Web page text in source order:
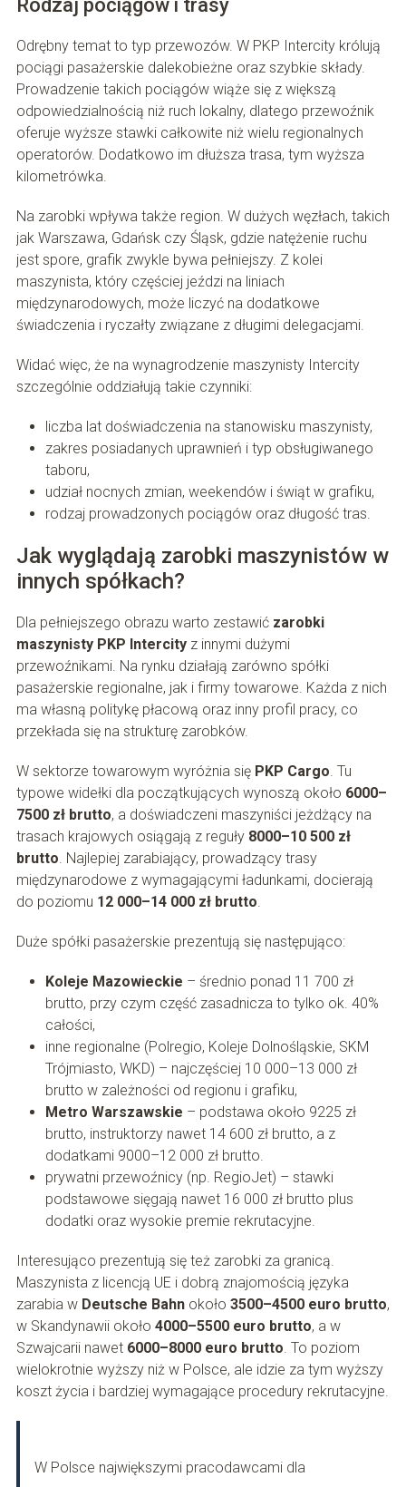
Rodzaj pociągów i trasy
Odrębny temat to typ przewozów. W PKP Intercity królują
pociągi pasażerskie dalekobieżne oraz szybkie składy.
Prowadzenie takich pociągów wiąże się z większą
odpowiedzialnością niż ruch lokalny, dlatego przewoźnik
oferuje wyższe stawki całkowite niż wielu regionalnych
operatorów. Dodatkowo im dłuższa trasa, tym wyższa
kilometrówka.
Na zarobki wpływa także region. W dużych węzłach, takich
jak Warszawa, Gdańsk czy Śląsk, gdzie natężenie ruchu
jest spore, grafik zwykle bywa pełniejszy. Z kolei
maszynista, który częściej jeździ na liniach
międzynarodowych, może liczyć na dodatkowe
świadczenia i ryczałty związane z długimi delegacjami.
Widać więc, że na wynagrodzenie maszynisty Intercity
szczególnie oddziałują takie czynniki:
liczba lat doświadczenia na stanowisku maszynisty,
zakres posiadanych uprawnień i typ obsługiwanego
taboru,
udział nocnych zmian, weekendów i świąt w grafiku,
rodzaj prowadzonych pociągów oraz długość tras.
Jak wyglądają zarobki maszynistów w
innych spółkach?
Dla pełniejszego obrazu warto zestawić zarobki
maszynisty PKP Intercityz innymi dużymi
przewoźnikami. Na rynku działają zarówno spółki
pasażerskie regionalne, jak i firmy towarowe. Każda z nich
ma własną politykę płacową oraz inny profil pracy, co
przekłada się na strukturę zarobków.
W sektorze towarowym wyróżnia się PKP Cargo. Tu
typowe widełki dla początkujących wynoszą około 6000–
7500 zł brutto, a doświadczeni maszyniści jeżdżący na
trasach krajowych osiągają z reguły 8000–10 500 zł
brutto. Najlepiej zarabiający, prowadzący trasy
międzynarodowe z wymagającymi ładunkami, docierają
do poziomu 12 000–14 000 zł brutto.
Duże spółki pasażerskie prezentują się następująco:
Koleje Mazowieckie – średnio ponad 11 700 zł
brutto, przy czym część zasadnicza to tylko ok. 40%
całości,
inne regionalne (Polregio, Koleje Dolnośląskie, SKM
Trójmiasto, WKD) – najczęściej 10 000–13 000 zł
brutto w zależności od regionu i grafiku,
Metro Warszawskie – podstawa około 9225 zł
brutto, instruktorzy nawet 14 600 zł brutto, a z
dodatkami 9000–12 000 zł brutto.
prywatni przewoźnicy (np. RegioJet) – stawki
podstawowe sięgają nawet 16 000 zł brutto plus
dodatki oraz wysokie premie rekrutacyjne.
Interesująco prezentują się też zarobki za granicą.
Maszynista z licencją UE i dobrą znajomością języka
zarabia w Deutsche Bahnokoło 3500–4500 euro brutto,
w Skandynawii około 4000–5500 euro brutto, a w
Szwajcarii nawet 6000–8000 euro brutto. To poziom
wielokrotnie wyższy niż w Polsce, ale idzie za tym wyższy
koszt życia i bardziej wymagające procedury rekrutacyjne.
W Polsce największymi pracodawcami dla